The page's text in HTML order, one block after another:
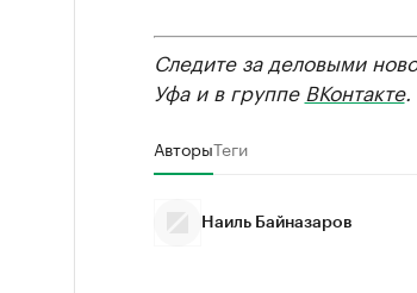
Следите за деловыми
Уфа и в группе ВКонтакте.
АвторыТеги
Наиль Байназаров